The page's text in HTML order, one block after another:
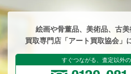
絵画や骨董品、美術品、古美
買取専門店「アート買取協会」
すぐつながる、査定以外